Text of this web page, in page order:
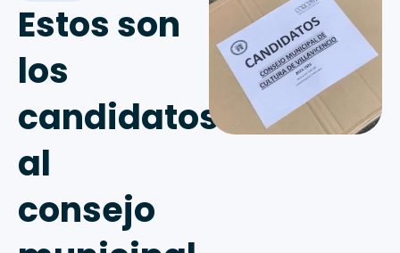
Estos son
los
candidatos
al
consejo